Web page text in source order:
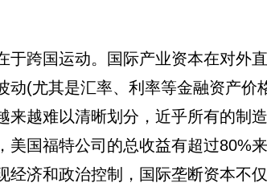
跨国运动。国际产业资本在对外
(尤其是汇率、利率等金融资产价
越难以清晰划分，近乎所有的制
国福特公司的总收益有超过80%
济和政治控制，国际垄断资本不